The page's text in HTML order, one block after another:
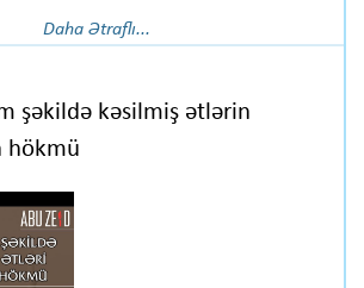
Daha Ətraflı...
şəkildə kəsilmiş ətlərin
hökmü